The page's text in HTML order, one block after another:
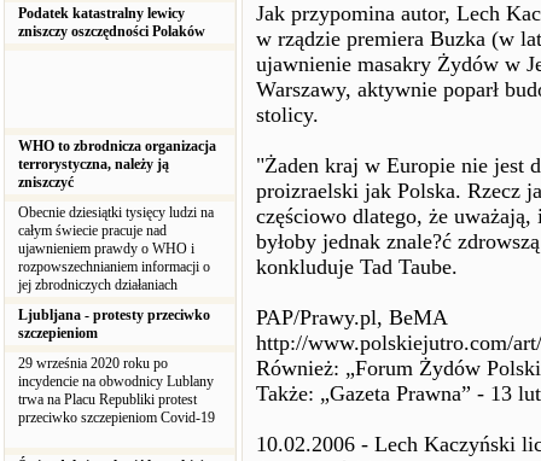
Podatek katastralny lewicy
zniszczy oszczędności Polaków
WHO to zbrodnicza organizacja
terrorystyczna, należy ją
zniszczyć
Obecnie dziesiątki tysięcy ludzi na
całym świecie pracuje nad
ujawnieniem prawdy o WHO i
rozpowszechnianiem informacji o
jej zbrodniczych działaniach
Ljubljana - protesty przeciwko
szczepieniom
29 września 2020 roku po
incydencie na obwodnicy Lublany
trwa na Placu Republiki protest
przeciwko szczepieniom Covid-19
Jak przypomina autor, Lech
w rządzie premiera Buzka (w
ujawnienie masakry Żydów w
Warszawy, aktywnie poparł
stolicy.
"Żaden kraj w Europie nie jest
proizraelski jak Polska. Rzecz
częściowo dlatego, że
byłoby jednak znale?ć
konkluduje Tad Taube.
PAP/Prawy.pl, BeMA
http://www.polskiejutro.com/
Również: „Forum Żydów
Także: „Gazeta Prawna” - 13
10.02.2006 - Lech Kaczyński